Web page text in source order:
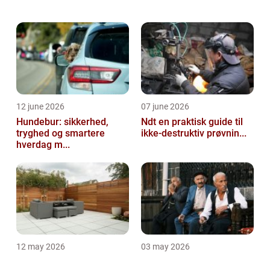
12 june 2026
Hundebur: sikkerhed,
tryghed og smartere
hverdag m...
07 june 2026
Ndt en praktisk guide til
ikke-destruktiv prøvnin...
12 may 2026 03 may 2026